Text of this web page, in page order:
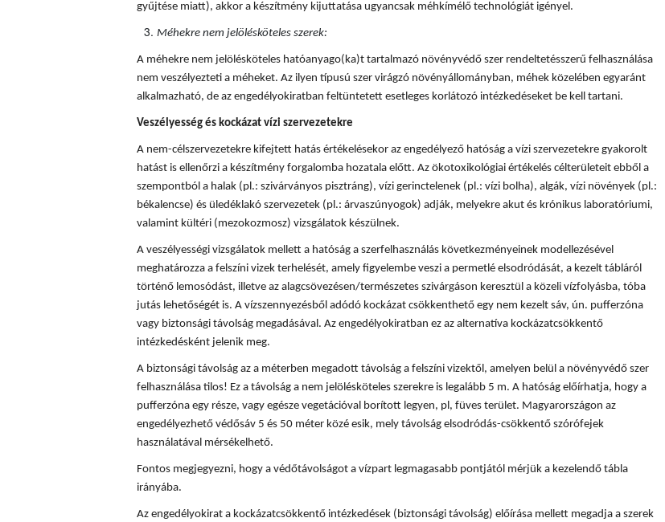
gyűjtése miatt), akkor a készítmény kijuttatása ugyancsak méhkímélő technológiát igényel.
Méhekre nem jelölésköteles szerek:
A méhekre nem jelölésköteles hatóanyago(ka)t tartalmazó növényvédő szer rendeltetésszerű felhasználása
nem veszélyezteti a méheket. Az ilyen típusú szer virágzó növényállományban, méhek közelében egyaránt
alkalmazható, de az engedélyokiratban feltüntetett esetleges korlátozó intézkedéseket be kell tartani.
Veszélyesség és kockázat vízi szervezetekre
A nem-célszervezetekre kifejtett hatás értékelésekor az engedélyező hatóság a vízi szervezetekre gyakorolt
hatást is ellenőrzi a készítmény forgalomba hozatala előtt. Az ökotoxikológiai értékelés célterületeit ebből a
szempontból a halak (pl.: szivárványos pisztráng), vízi gerinctelenek (pl.: vízi bolha), algák, vízi növények (pl.:
békalencse) és üledéklakó szervezetek (pl.: árvaszúnyogok) adják, melyekre akut és krónikus laboratóriumi,
valamint kültéri (mezokozmosz) vizsgálatok készülnek.
A veszélyességi vizsgálatok mellett a hatóság a szerfelhasználás következményeinek modellezésével
meghatározza a felszíni vizek terhelését, amely figyelembe veszi a permetlé elsodródását, a kezelt tábláról
történő lemosódást, illetve az alagcsövezésen/természetes szivárgáson keresztül a közeli vízfolyásba, tóba
jutás lehetőségét is. A vízszennyezésből adódó kockázat csökkenthető egy nem kezelt sáv, ún. pufferzóna
vagy biztonsági távolság megadásával. Az engedélyokiratban ez az alternatíva kockázatcsökkentő
intézkedésként jelenik meg.
A biztonsági távolság az a méterben megadott távolság a felszíni vizektől, amelyen belül a növényvédő szer
felhasználása tilos! Ez a távolság a nem jelölésköteles szerekre is legalább 5 m. A hatóság előírhatja, hogy a
pufferzóna egy része, vagy egésze vegetációval borított legyen, pl, füves terület. Magyarországon az
engedélyezhető védősáv 5 és 50 méter közé esik, mely távolság elsodródás-csökkentő szórófejek
használatával mérsékelhető.
Fontos megjegyezni, hogy a védőtávolságot a vízpart legmagasabb pontjától mérjük a kezelendő tábla
irányába.
Az engedélyokirat a kockázatcsökkentő intézkedések (biztonsági távolság) előírása mellett megadja a szerek